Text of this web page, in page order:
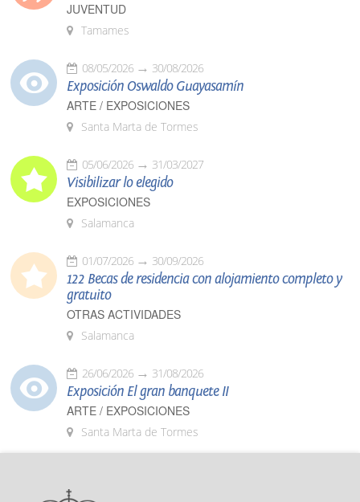
JUVENTUD
Tamames
08/05/2026 30/08/2026
Exposición Oswaldo Guayasamín
ARTE / EXPOSICIONES
Santa Marta de Tormes
05/06/2026 31/03/2027
Visibilizar lo elegido
EXPOSICIONES
Salamanca
01/07/2026 30/09/2026
122 Becas de residencia con alojamiento completo y
gratuito
OTRAS ACTIVIDADES
Salamanca
26/06/2026 31/08/2026
Exposición El gran banquete II
ARTE / EXPOSICIONES
Santa Marta de Tormes